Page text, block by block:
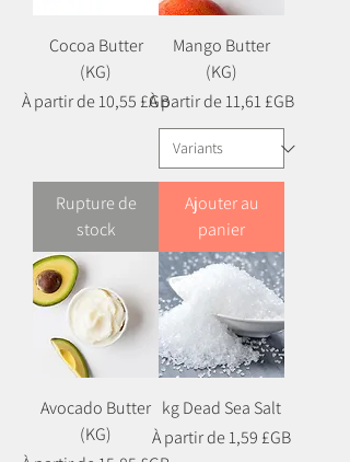
Cocoa Butter
(KG)
À partir de10,55 £GB
Prix promotionnel
Rupture de
stock
Mango Butter
(KG)
À partir de11,61 £GB
Prix promotionnel
Ajouter au
panier
Avocado Butter
(KG)
kg Dead Sea Salt
À partir de1,59 £GB
Prix promotionnel